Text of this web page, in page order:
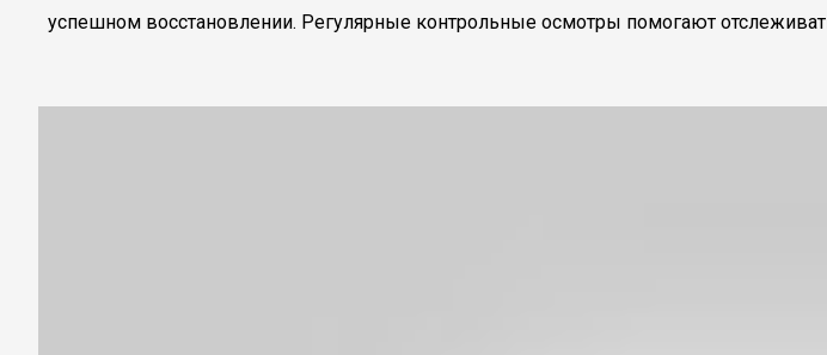
успешном восстановлении. Регулярные контрольные осмотры помогают